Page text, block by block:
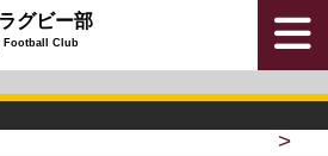
グビー部
Football Club
>